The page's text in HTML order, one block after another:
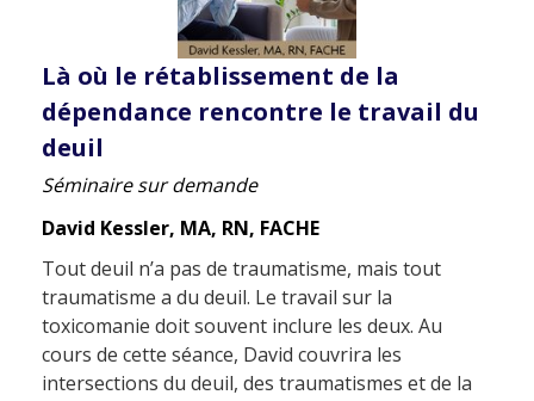
Là où le rétablissement de la
dépendance rencontre le travail du
deuil
Séminaire sur demande
David Kessler, MA, RN, FACHE
Tout deuil n’a pas de traumatisme, mais tout
traumatisme a du deuil. Le travail sur la
toxicomanie doit souvent inclure les deux. Au
cours de cette séance, David couvrira les
intersections du deuil, des traumatismes et de la